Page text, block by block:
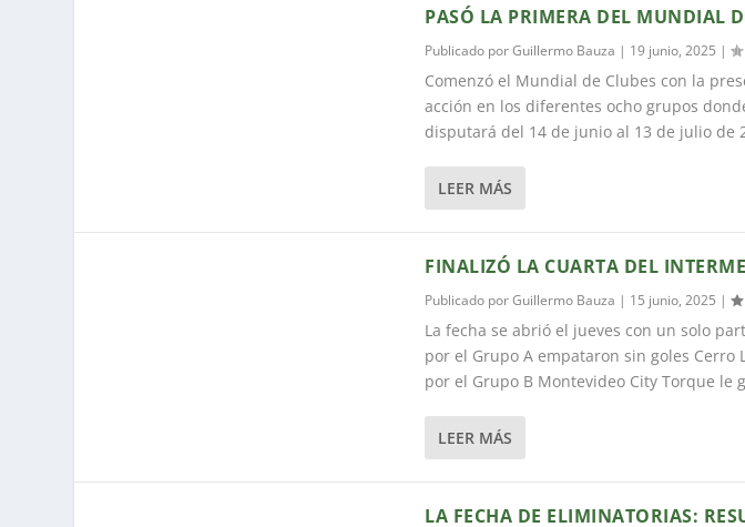
PASÓ LA PRIMERA DEL MUNDIAL
Publicado porGuillermo Bauza | 19 junio, 2025 |
Comenzó el Mundial de Clubes con la
acción en los diferentes ocho grupos
disputará del 14 de junio al 13 de julio de
LEER MÁS
FINALIZÓ LA CUARTA DEL
Publicado porGuillermo Bauza | 15 junio, 2025 |
La fecha se abrió el jueves con un solo
por el Grupo A empataron sin goles Cerro
por el Grupo B Montevideo City Torque le
LEER MÁS
LA FECHA DE ELIMINATORIAS: